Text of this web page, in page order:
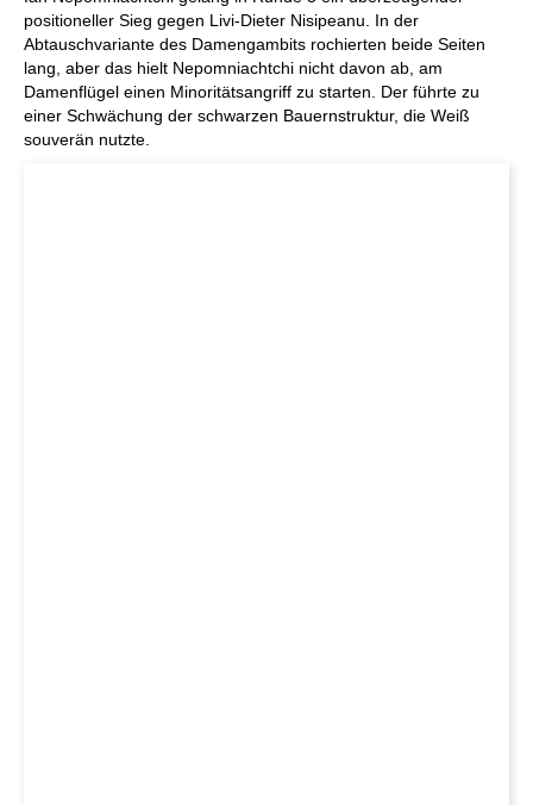
positioneller Sieg gegen Livi-Dieter Nisipeanu. In der
Abtauschvariante des Damengambits rochierten beide Seiten
lang, aber das hielt Nepomniachtchi nicht davon ab, am
Damenflügel einen Minoritätsangriff zu starten. Der führte zu
einer Schwächung der schwarzen Bauernstruktur, die Weiß
souverän nutzte.